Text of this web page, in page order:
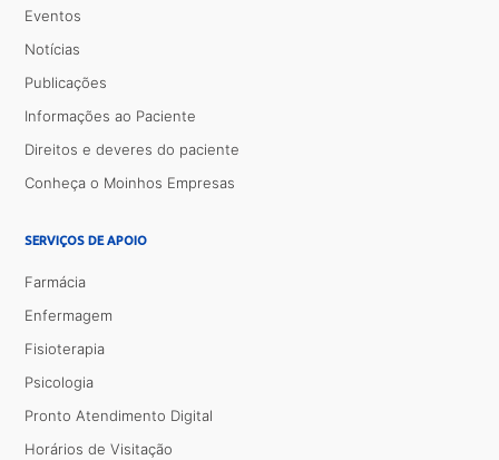
Eventos
Notícias
Publicações
Informações ao Paciente
Direitos e deveres do paciente
Conheça o Moinhos Empresas
SERVIÇOS DE APOIO
Farmácia
Enfermagem
Fisioterapia
Psicologia
Pronto Atendimento Digital
Horários de Visitação